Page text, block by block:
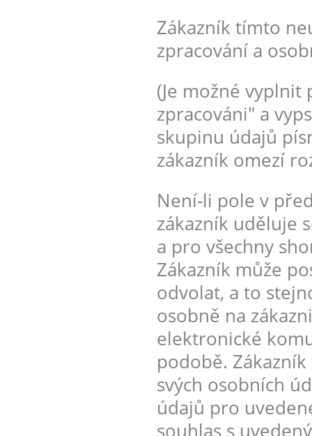
Zákazník tímto
zpracování a
(Je možné vyplnit
zpracováni" a
skupinu údajů
zákazník omezí
Není-li pole v
zákazník uděluje
a pro všechny
Zákazník může
odvolat, a to
osobně na
elektronické
podobě.
svých osobních
údajů pro
souhlas s